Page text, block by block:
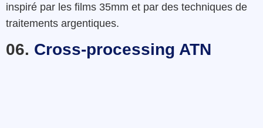
inspiré par les films 35mm et par des techniques de
traitements argentiques.
06. Cross-processing ATN